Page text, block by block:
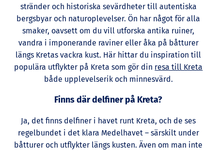
stränder och historiska sevärdheter till autentiska
bergsbyar och naturoplevelser. Ön har något för alla
smaker, oavsett om du vill utforska antika ruiner,
vandra i imponerande raviner eller åka på båtturer
längs Kretas vackra kust. Här hittar du inspiration till
populära utflykter på Kreta som gör din resa till Kreta
både upplevelserik och minnesvärd.
Finns där delfiner på Kreta?
Ja, det finns delfiner i havet runt Kreta, och de ses
regelbundet i det klara Medelhavet – särskilt under
båtturer och utflykter längs kusten. Även om man inte